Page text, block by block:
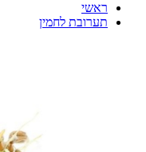
ראשי
תערובת לחמין